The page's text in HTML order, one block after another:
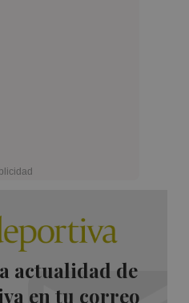
actualidad de
en tu correo